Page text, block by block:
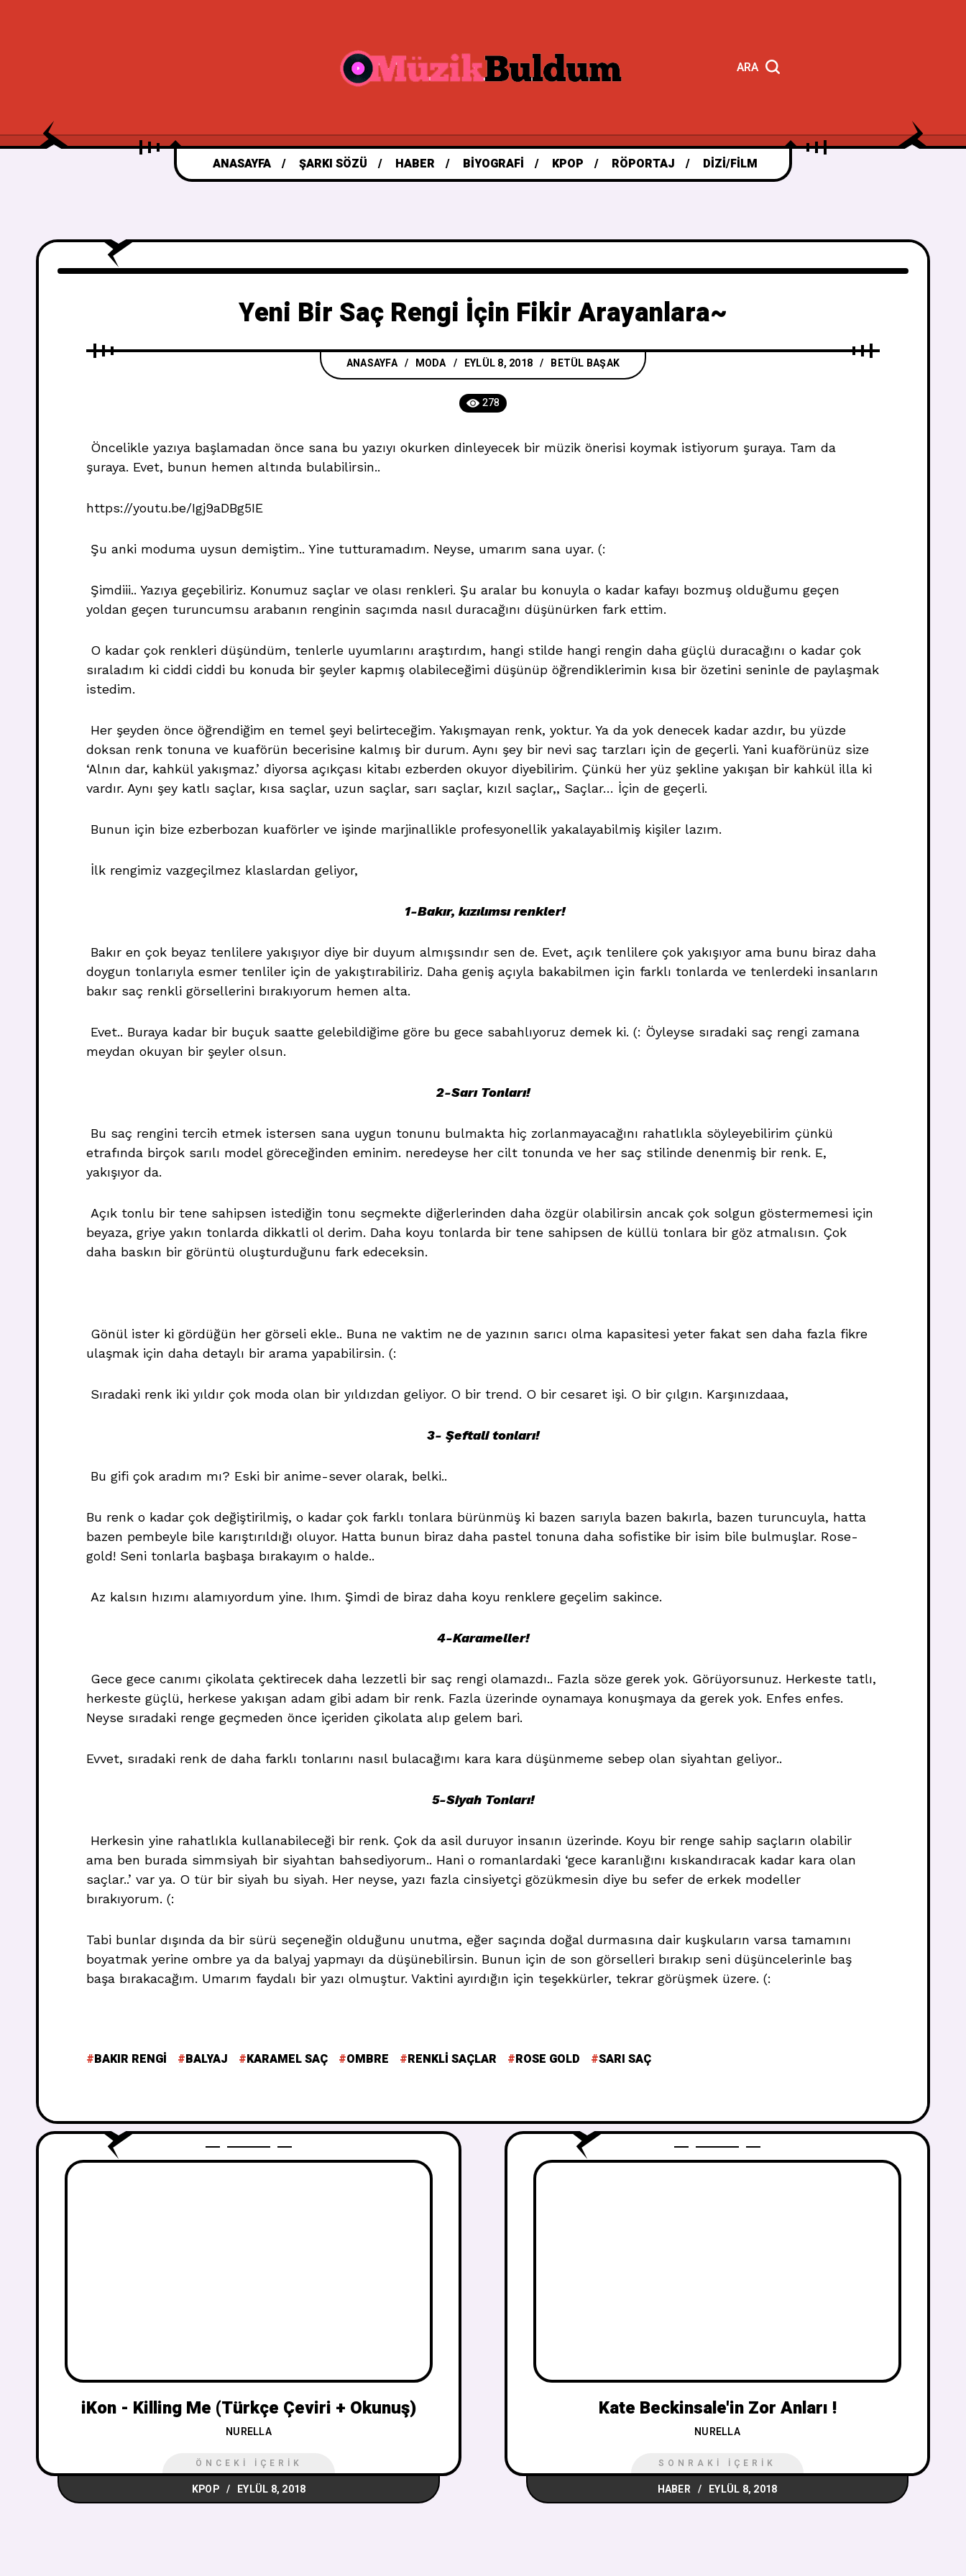
ARA
ANASAYFA ŞARKI SÖZÜ HABER BIYOGRAFI KPOP RÖPORTAJ DIZI/FILM
Yeni Bir Saç Rengi İçin Fikir Arayanlara~
ANASAYFA/ MODA EYLÜL 8, 2018 BETÜL BAŞAK
278
Öncelikle yazıya başlamadan önce sana bu yazıyı okurken dinleyecek bir müzik önerisi koymak istiyorum şuraya. Tam da
şuraya. Evet, bunun hemen altında bulabilirsin..
https://youtu.be/Igj9aDBg5IE
Şu anki moduma uysun demiştim.. Yine tutturamadım. Neyse, umarım sana uyar. (:
Şimdiii.. Yazıya geçebiliriz. Konumuz saçlar ve olası renkleri. Şu aralar bu konuyla o kadar kafayı bozmuş olduğumu geçen
yoldan geçen turuncumsu arabanın renginin saçımda nasıl duracağını düşünürken fark ettim.
O kadar çok renkleri düşündüm, tenlerle uyumlarını araştırdım, hangi stilde hangi rengin daha güçlü duracağını o kadar çok
sıraladım ki ciddi ciddi bu konuda bir şeyler kapmış olabileceğimi düşünüp öğrendiklerimin kısa bir özetini seninle de paylaşmak
istedim.
Her şeyden önce öğrendiğim en temel şeyi belirteceğim. Yakışmayan renk, yoktur. Ya da yok denecek kadar azdır, bu yüzde
doksan renk tonuna ve kuaförün becerisine kalmış bir durum. Aynı şey bir nevi saç tarzları için de geçerli. Yani kuaförünüz size
‘Alnın dar, kahkül yakışmaz.’ diyorsa açıkçası kitabı ezberden okuyor diyebilirim. Çünkü her yüz şekline yakışan bir kahkül illa ki
vardır. Aynı şey katlı saçlar, kısa saçlar, uzun saçlar, sarı saçlar, kızıl saçlar,, Saçlar… İçin de geçerli.
Bunun için bize ezberbozan kuaförler ve işinde marjinallikle profesyonellik yakalayabilmiş kişiler lazım.
İlk rengimiz vazgeçilmez klaslardan geliyor,
1-Bakır, kızılımsı renkler!
Bakır en çok beyaz tenlilere yakışıyor diye bir duyum almışsındır sen de. Evet, açık tenlilere çok yakışıyor ama bunu biraz daha
doygun tonlarıyla esmer tenliler için de yakıştırabiliriz. Daha geniş açıyla bakabilmen için farklı tonlarda ve tenlerdeki insanların
bakır saç renkli görsellerini bırakıyorum hemen alta.
Evet.. Buraya kadar bir buçuk saatte gelebildiğime göre bu gece sabahlıyoruz demek ki. (: Öyleyse sıradaki saç rengi zamana
meydan okuyan bir şeyler olsun.
2-Sarı Tonları!
Bu saç rengini tercih etmek istersen sana uygun tonunu bulmakta hiç zorlanmayacağını rahatlıkla söyleyebilirim çünkü
etrafında birçok sarılı model göreceğinden eminim. neredeyse her cilt tonunda ve her saç stilinde denenmiş bir renk. E,
yakışıyor da.
Açık tonlu bir tene sahipsen istediğin tonu seçmekte diğerlerinden daha özgür olabilirsin ancak çok solgun göstermemesi için
beyaza, griye yakın tonlarda dikkatli ol derim. Daha koyu tonlarda bir tene sahipsen de küllü tonlara bir göz atmalısın. Çok
daha baskın bir görüntü oluşturduğunu fark edeceksin.
Gönül ister ki gördüğün her görseli ekle.. Buna ne vaktim ne de yazının sarıcı olma kapasitesi yeter fakat sen daha fazla fikre
ulaşmak için daha detaylı bir arama yapabilirsin. (:
Sıradaki renk iki yıldır çok moda olan bir yıldızdan geliyor. O bir trend. O bir cesaret işi. O bir çılgın. Karşınızdaaa,
3- Şeftali tonları!
Bu gifi çok aradım mı? Eski bir anime-sever olarak, belki..
Bu renk o kadar çok değiştirilmiş, o kadar çok farklı tonlara bürünmüş ki bazen sarıyla bazen bakırla, bazen turuncuyla, hatta
bazen pembeyle bile karıştırıldığı oluyor. Hatta bunun biraz daha pastel tonuna daha sofistike bir isim bile bulmuşlar. Rose-
gold! Seni tonlarla başbaşa bırakayım o halde..
Az kalsın hızımı alamıyordum yine. Ihım. Şimdi de biraz daha koyu renklere geçelim sakince.
4-Karameller!
Gece gece canımı çikolata çektirecek daha lezzetli bir saç rengi olamazdı.. Fazla söze gerek yok. Görüyorsunuz. Herkeste tatlı,
herkeste güçlü, herkese yakışan adam gibi adam bir renk. Fazla üzerinde oynamaya konuşmaya da gerek yok. Enfes enfes.
Neyse sıradaki renge geçmeden önce içeriden çikolata alıp gelem bari.
Evvet, sıradaki renk de daha farklı tonlarını nasıl bulacağımı kara kara düşünmeme sebep olan siyahtan geliyor..
5-Siyah Tonları!
Herkesin yine rahatlıkla kullanabileceği bir renk. Çok da asil duruyor insanın üzerinde. Koyu bir renge sahip saçların olabilir
ama ben burada simmsiyah bir siyahtan bahsediyorum.. Hani o romanlardaki ‘gece karanlığını kıskandıracak kadar kara olan
saçlar..’ var ya. O tür bir siyah bu siyah. Her neyse, yazı fazla cinsiyetçi gözükmesin diye bu sefer de erkek modeller
bırakıyorum. (:
Tabi bunlar dışında da bir sürü seçeneğin olduğunu unutma, eğer saçında doğal durmasına dair kuşkuların varsa tamamını
boyatmak yerine ombre ya da balyaj yapmayı da düşünebilirsin. Bunun için de son görselleri bırakıp seni düşüncelerinle baş
başa bırakacağım. Umarım faydalı bir yazı olmuştur. Vaktini ayırdığın için teşekkürler, tekrar görüşmek üzere. (:
BAKIR RENGI BALYAJ KARAMEL SAÇ OMBRE RENKLI SAÇLAR ROSE GOLD SARI SAÇ
iKon - Killing Me (Türkçe Çeviri + Okunuş)
NURELLA
ÖNCEKI İÇERIK
KPOP EYLÜL 8, 2018
Kate Beckinsale'in Zor Anları !
NURELLA
SONRAKI İÇERIK
HABER EYLÜL 8, 2018